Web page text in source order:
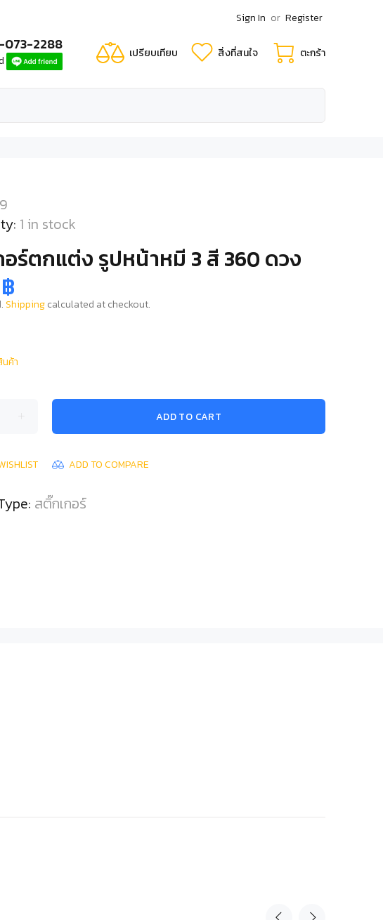
Sign In or Register
073-2288 เปรียบเทียบ สิ่งที่สนใจ ตะกร้า
1 in stock
ร์ตกแต่ง รูปหน้าหมี 3 สี 360 ดวง
Shippingcalculated at checkout.
ค้า
ADD TO CART
ADD TO COMPARE
สติ๊กเกอร์